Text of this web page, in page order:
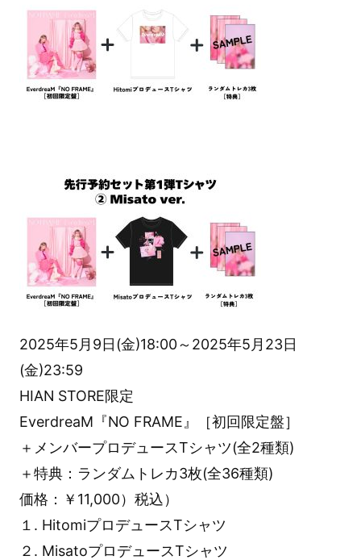
2025年5月9日(金)18:00～2025年5月23日
(金)23:59
HIAN STORE限定
EverdreaM『NO FRAME』［初回限定盤］
＋メンバープロデュースTシャツ(全2種類)
＋特典：ランダムトレカ3枚(全36種類)
価格：￥11,000）税込）
１. HitomiプロデュースTシャツ
２. MisatoプロデュースTシャツ